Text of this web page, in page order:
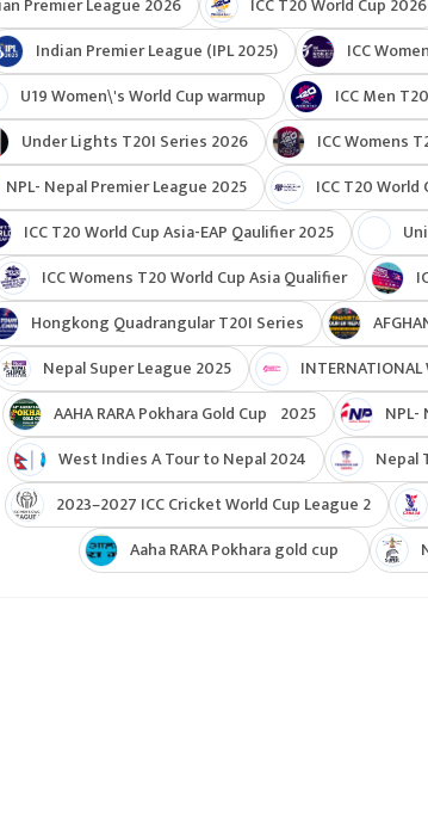
Premier League 2026 ICC T20 World Cup 2026
Indian Premier League (IPL 2025)
ICC
U19 Women\'s World Cup warmup
ICC Men
Under Lights T20I Series 2026
ICC Womens
NPL- Nepal Premier League 2025
ICC T20
ICC T20 World Cup Asia-EAP Qaulifier 2025
ICC Womens T20 World Cup Asia Qualifier
Hongkong Quadrangular T20I Series
Nepal Super League 2025
AAHA RARA Pokhara Gold Cup 2025
NPL-
West Indies A Tour to Nepal 2024
Nepal
2023–2027 ICC Cricket World Cup League 2
Aaha RARA Pokhara gold cup